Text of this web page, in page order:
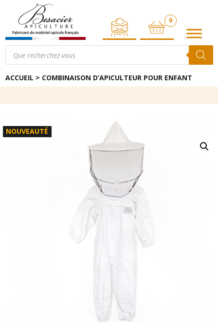
0
ARTICLE
Recherche
produits
ACCUEIL > COMBINAISON D’APICULTEUR POUR ENFANT
NOUVEAUTÉ